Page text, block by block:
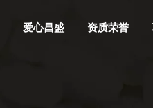
爱心昌盛 资质荣誉